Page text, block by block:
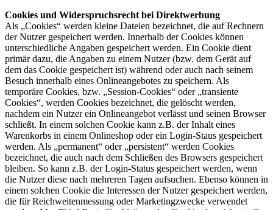
Cookies und Widerspruchsrecht bei Direktwerbung
Als „Cookies“ werden kleine Dateien bezeichnet, die auf Rechnern
der Nutzer gespeichert werden. Innerhalb der Cookies können
unterschiedliche Angaben gespeichert werden. Ein Cookie dient
primär dazu, die Angaben zu einem Nutzer (bzw. dem Gerät auf
dem das Cookie gespeichert ist) während oder auch nach seinem
Besuch innerhalb eines Onlineangebotes zu speichern. Als
temporäre Cookies, bzw. „Session-Cookies“ oder „transiente
Cookies“, werden Cookies bezeichnet, die gelöscht werden,
nachdem ein Nutzer ein Onlineangebot verlässt und seinen Browser
schließt. In einem solchen Cookie kann z.B. der Inhalt eines
Warenkorbs in einem Onlineshop oder ein Login-Staus gespeichert
werden. Als „permanent“ oder „persistent“ werden Cookies
bezeichnet, die auch nach dem Schließen des Browsers gespeichert
bleiben. So kann z.B. der Login-Status gespeichert werden, wenn
die Nutzer diese nach mehreren Tagen aufsuchen. Ebenso können in
einem solchen Cookie die Interessen der Nutzer gespeichert werden,
die für Reichweitenmessung oder Marketingzwecke verwendet